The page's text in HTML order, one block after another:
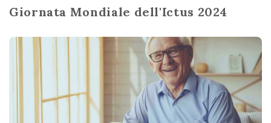
Giornata Mondiale dell'Ictus 2024